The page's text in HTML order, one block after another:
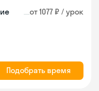
от 1077 ₽ / урок
Подобрать время